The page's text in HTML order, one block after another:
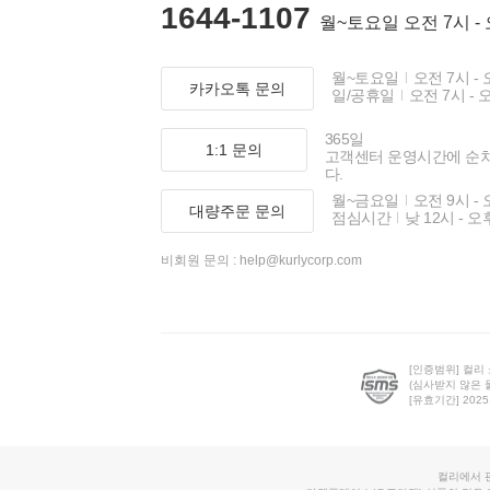
1644-1107 월~토요일 오전 7시 -
카카오톡 문의
월~토요일
오전 7시 -
일/공휴일
오전 7시 -
1:1 문의
365일
고객센터 운영시간에 순
다.
대량주문 문의
월~금요일
오전 9시 -
점심시간
낮 12시 - 오
비회원 문의 : help@kurlycorp.com
[인증범위] 컬리
(심사받지 않은
[유효기간]
컬리에서